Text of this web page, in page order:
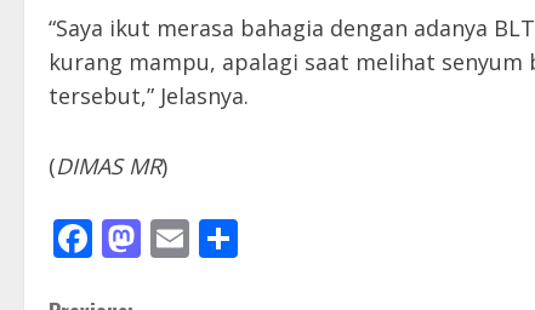
“Saya ikut merasa bahagia dengan adanya
kurang mampu, apalagi saat melihat
tersebut,” Jelasnya.
(DIMAS MR)
Facebook
Mastodon
Email